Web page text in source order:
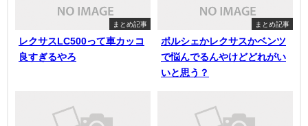
まとめ記事
レクサスLC500って車カッコ
良すぎるやろ
まとめ記事
ポルシェかレクサスかベンツ
で悩んでるんやけどどれがい
いと思う？